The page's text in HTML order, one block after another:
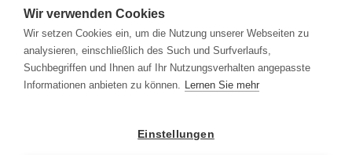
Nützliches
Immobilienwissen
Formulare & Rechner
Expert:innen
Info
Wir verwenden Cookies
Wir setzen Cookies ein, um die Nutzung unserer Webseiten zu
analysieren, einschließlich des Such und Surfverlaufs,
Suchbegriffen und Ihnen auf Ihr Nutzungsverhalten angepasste
Informationen anbieten zu können. Lernen Sie mehr
Einstellungen